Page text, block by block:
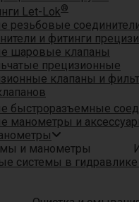
Let-Lok®
резьбовые
и фитинги
шаровые клапаны
прецизионные
клапаны и
быстроразъемные
манометры и
системы в